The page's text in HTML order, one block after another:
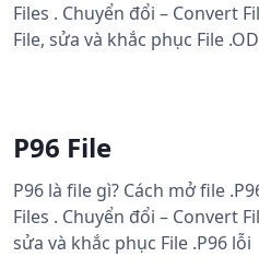
Files . Chuyển đổi – Convert
File, sửa và khắc phục File
P96 File
P96 là file gì? Cách mở file
Files . Chuyển đổi – Convert
sửa và khắc phục File .P96 lỗi